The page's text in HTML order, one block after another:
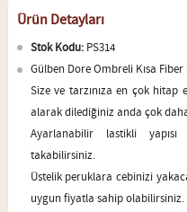
Ürün Detayları
Stok Kodu:PS314
Gülben Dore Ombreli Kısa Fiber
Size ve tarzınıza en çok hitap
alarak dilediğiniz anda çok
Ayarlanabilir lastikli
takabilirsiniz.
Üstelik peruklara cebinizi
uygun fiyatla sahip olabilirsiniz.